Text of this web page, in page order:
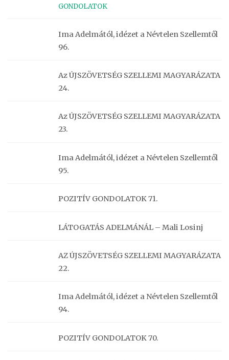
GONDOLATOK
Ima Adelmától, idézet a Névtelen Szellemtől
96.
Az ÚJSZÖVETSÉG SZELLEMI MAGYARÁZATA
24.
Az ÚJSZÖVETSÉG SZELLEMI MAGYARÁZATA
23.
Ima Adelmától, idézet a Névtelen Szellemtől
95.
POZITÍV GONDOLATOK 71.
LÁTOGATÁS ADELMÁNÁL – Mali Losinj
AZ ÚJSZÖVETSÉG SZELLEMI MAGYARÁZATA
22.
Ima Adelmától, idézet a Névtelen Szellemtől
94.
POZITÍV GONDOLATOK 70.